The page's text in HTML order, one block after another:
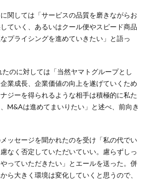
関しては「サービスの品質を磨きながらお
ていく、あるいはクール便やスピード商品
プライシングを進めていきたい」と語っ
のに対しては「当然ヤマトグループとし
業成長、企業価値の向上を遂げていくため
ジーを得られるような相手は積極的に私た
M&Aは進めてまいりたい」と述べ、前向き
ッセージを聞かれたのを受け「私の代でい
なく否定していただいていい。慮らずしっ
っていただきたい」とエールを送った。併
ら大きく環境は変化していくと思うので、